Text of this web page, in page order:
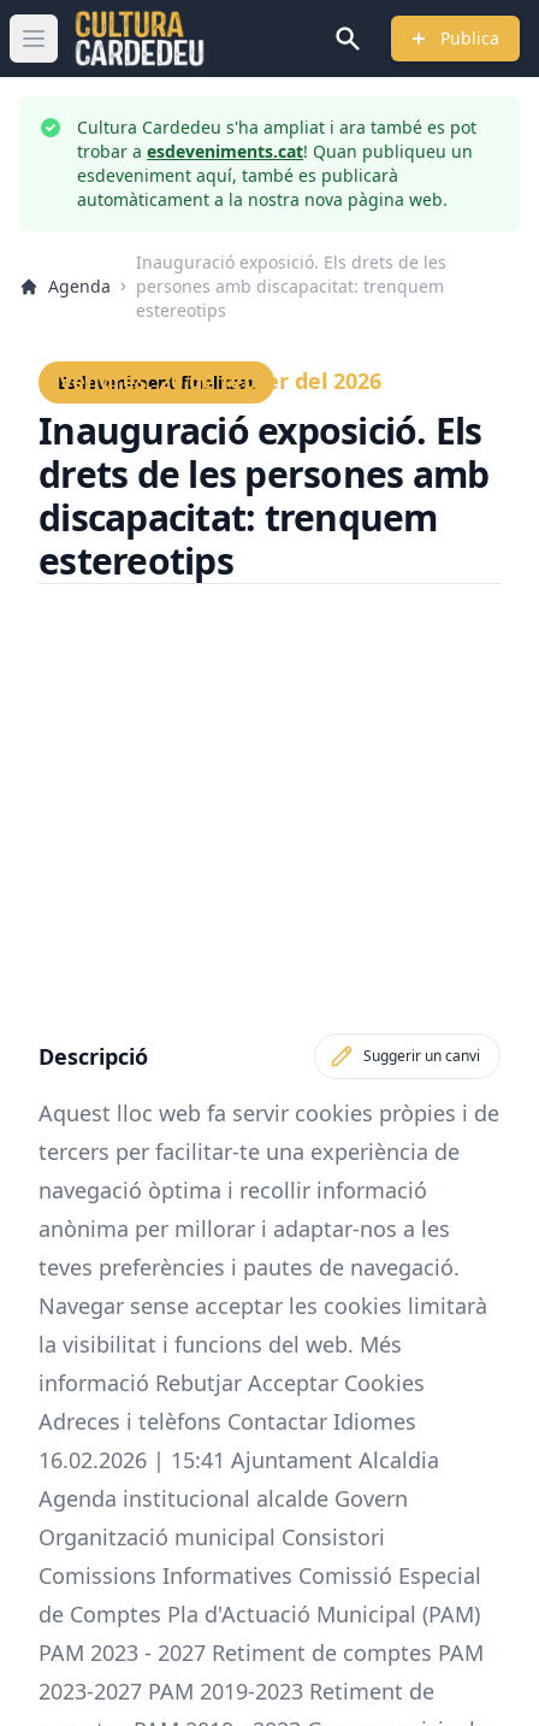
Obrir menú principal Publica
Cultura Cardedeu s'ha ampliat i ara també es pot
trobar a esdeveniments.cat! Quan publiqueu un
esdeveniment aquí, també es publicarà
automàticament a la nostra nova pàgina web.
Agenda
Inauguració exposició. Els drets de les
persones amb discapacitat: trenquem
estereotips
Esdeveniment finalitzat
Divendres, 20 de febrer del 2026
Inauguració exposició. Els
drets de les persones amb
discapacitat: trenquem
estereotips
Descripció Suggerir un canvi
Aquest lloc web fa servir cookies pròpies i de
tercers per facilitar-te una experiència de
navegació òptima i recollir informació
anònima per millorar i adaptar-nos a les
teves preferències i pautes de navegació.
Navegar sense acceptar les cookies limitarà
la visibilitat i funcions del web. Més
informació Rebutjar Acceptar Cookies
Adreces i telèfons Contactar Idiomes
16.02.2026 | 15:41 Ajuntament Alcaldia
Agenda institucional alcalde Govern
Organització municipal Consistori
Comissions Informatives Comissió Especial
de Comptes Pla d'Actuació Municipal (PAM)
PAM 2023 - 2027 Retiment de comptes PAM
2023-2027 PAM 2019-2023 Retiment de